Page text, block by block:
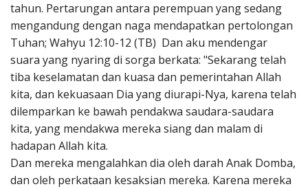
tahun. Pertarungan antara perempuan yang sedang
mengandung dengan naga mendapatkan pertolongan
Tuhan; Wahyu 12:10-12 (TB) Dan aku mendengar
suara yang nyaring di sorga berkata: "Sekarang telah
tiba keselamatan dan kuasa dan pemerintahan Allah
kita, dan kekuasaan Dia yang diurapi-Nya, karena telah
dilemparkan ke bawah pendakwa saudara-saudara
kita, yang mendakwa mereka siang dan malam di
hadapan Allah kita.
Dan mereka mengalahkan dia oleh darah Anak Domba,
dan oleh perkataan kesaksian mereka. Karena mereka